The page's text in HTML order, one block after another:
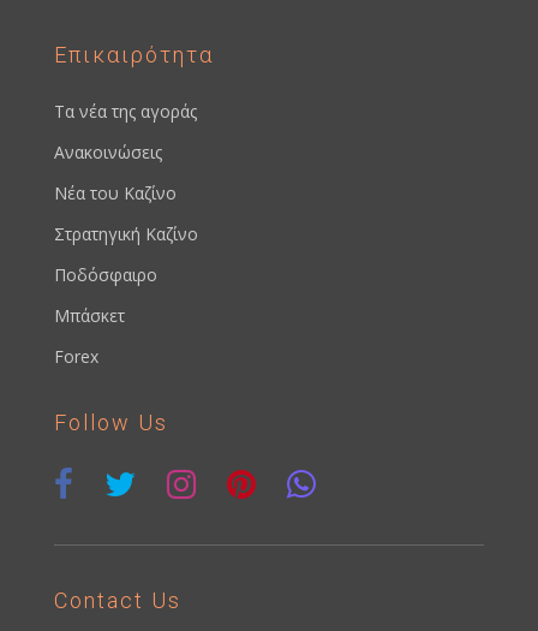
Επικαιρότητα
Τα νέα της αγοράς
Ανακοινώσεις
Νέα του Καζίνο
Στρατηγική Καζίνο
Ποδόσφαιρο
Μπάσκετ
Forex
Follow Us
Contact Us